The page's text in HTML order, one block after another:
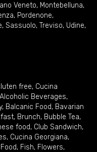
Veneto, Montebelluna,
, Pordenone,
, Sassuolo, Treviso, Udine,
free, Cucina
Alcoholic Beverages,
, Balcanic Food, Bavarian
, Brunch, Bubble Tea,
food, Club Sandwich,
, Cucina Georgiana,
, Fish, Flowers,